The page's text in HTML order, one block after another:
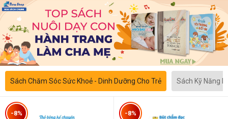
Sách Chăm Sóc Sức Khoẻ - Dinh Dưỡng Cho Trẻ Sách Kỹ Năng
-8% -8%